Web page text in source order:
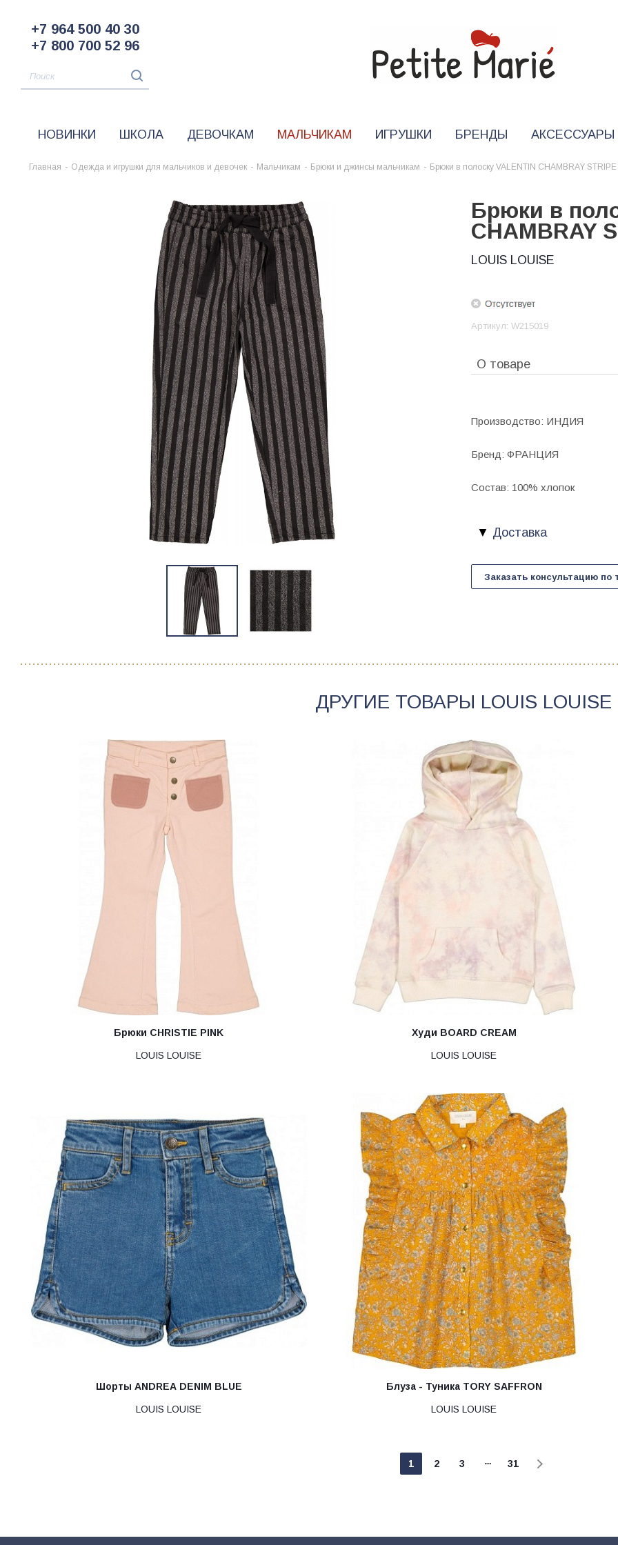
+7 964 500 40 30
+7 800 700 52 96
НОВИНКИ ШКОЛА ДЕВОЧКАМ МАЛЬЧИКАМ ИГРУШКИ БРЕНДЫ АКСЕССУАРЫ
Главная - Одежда и игрушки для мальчиков и девочек - Мальчикам - Брюки и джинсы мальчикам - Брюки в полоску VALENTIN CHAMBRAY STRIPE
Брюки в
CHAMBRAY
LOUIS LOUISE
Артикул: W215019
О товаре
Производство: ИНДИЯ
Бренд: ФРАНЦИЯ
Состав: 100% хлопок
Доставка
Заказать консультацию по
ДРУГИЕ ТОВАРЫ LOUIS LOUISE
Брюки CHRISTIE PINK
LOUIS LOUISE
Худи BOARD CREAM
LOUIS LOUISE
Шорты ANDREA DENIM BLUE
LOUIS LOUISE
Блуза - Туника TORY SAFFRON
LOUIS LOUISE
1 2 3 31